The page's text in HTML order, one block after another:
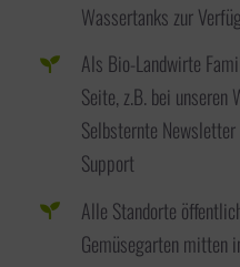
Wassertanks zur
Als Bio-Landwirte
Seite, z.B. bei unseren
Selbsternte
Support
Alle Standorte
Gemüsegarten mitten